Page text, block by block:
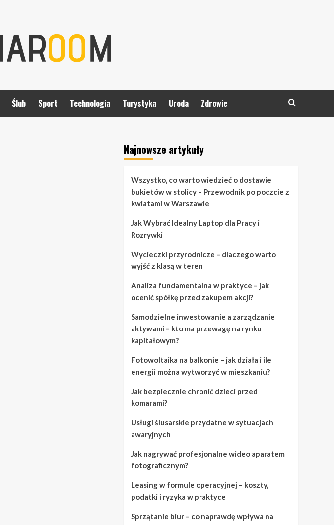
Ślub Sport Technologia Turystyka Uroda Zdrowie
Najnowsze artykuły
Wszystko, co warto wiedzieć o dostawie
bukietów w stolicy – Przewodnik po poczcie z
kwiatami w Warszawie
Jak Wybrać Idealny Laptop dla Pracy i
Rozrywki
Wycieczki przyrodnicze – dlaczego warto
wyjść z klasą w teren
Analiza fundamentalna w praktyce – jak
ocenić spółkę przed zakupem akcji?
Samodzielne inwestowanie a zarządzanie
aktywami – kto ma przewagę na rynku
kapitałowym?
Fotowoltaika na balkonie – jak działa i ile
energii można wytworzyć w mieszkaniu?
Jak bezpiecznie chronić dzieci przed
komarami?
Usługi ślusarskie przydatne w sytuacjach
awaryjnych
Jak nagrywać profesjonalne wideo aparatem
fotograficznym?
Leasing w formule operacyjnej – koszty,
podatki i ryzyka w praktyce
Sprzątanie biur – co naprawdę wpływa na